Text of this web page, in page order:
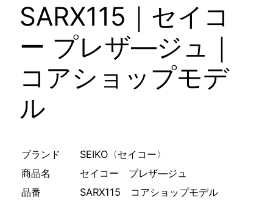
SARX115｜セイコ
ー プレザ―ジュ｜
コアショップモデ
ル
ブランド
SEIKO〈セイコー〉
商品名
セイコー プレザ―ジュ
品番
SARX115 コアショップモデル